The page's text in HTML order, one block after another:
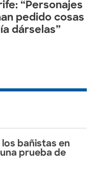
“Personajes
pedido cosas
dárselas”
bañistas en
prueba de